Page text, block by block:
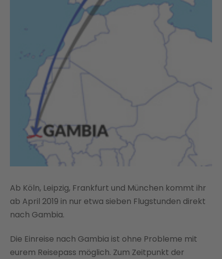
Ab Köln, Leipzig, Frankfurt und München kommt ihr
ab April 2019 in nur etwa sieben Flugstunden direkt
nach Gambia.
Die Einreise nach Gambia ist ohne Probleme mit
eurem Reisepass möglich. Zum Zeitpunkt der